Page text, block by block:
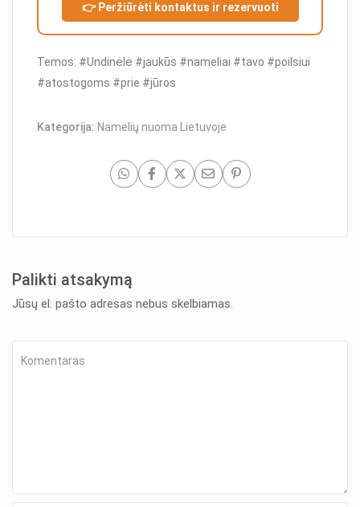
👉 Peržiūrėti kontaktus ir rezervuoti
Temos: #Undinėlė #jaukūs #nameliai #tavo #poilsiui
#atostogoms #prie #jūros
Kategorija: Namelių nuoma Lietuvoje
Palikti atsakymą
Jūsų el. pašto adresas nebus skelbiamas.